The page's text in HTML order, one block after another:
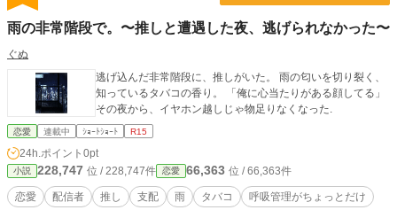
雨の非常階段で。〜推しと遭遇した夜、逃げられなかった〜
ぐぬ
逃げ込んだ非常階段に、推しがいた。 雨の匂いを切り裂く、
知っているタバコの香り。 「俺に心当たりがある顔してる」
その夜から、イヤホン越しじゃ物足りなくなった.
恋愛 連載中 ｼｮｰﾄｼｮｰﾄ R15
24h.ポイント 0pt
小説 228,747 位 / 228,747件 恋愛 66,363 位 / 66,363件
恋愛 配信者 推し 支配 雨 タバコ 呼吸管理がちょっとだけ